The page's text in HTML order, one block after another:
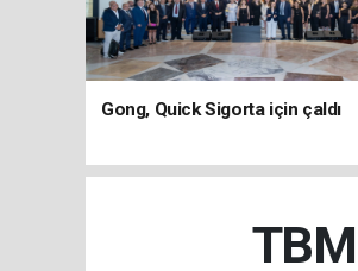
Gong, Quick Sigorta için çaldı